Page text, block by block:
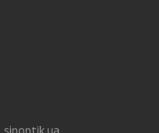
sinoptik.ua